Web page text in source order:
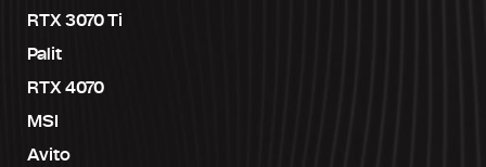
RTX 3070 Ti
Palit
RTX 4070
MSI
Avito